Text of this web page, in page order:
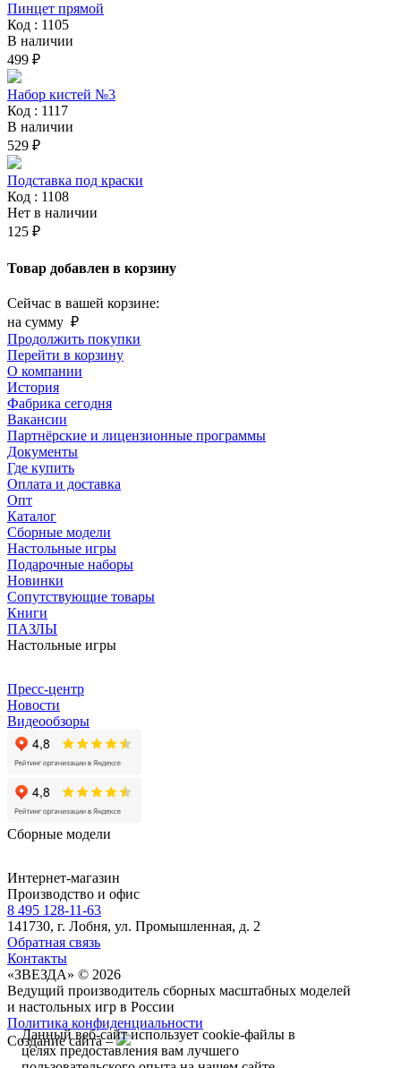
Пинцет прямой
Код : 1105
В наличии
499 ₽
Набор кистей №3
Код : 1117
В наличии
529 ₽
Подставка под краски
Код : 1108
Нет в наличии
125 ₽
Товар добавлен в корзину
Сейчас в вашей корзине:
на сумму ₽
Продолжить покупки
Перейти в корзину
О компании
История
Фабрика сегодня
Вакансии
Партнёрские и лицензионные программы
Документы
Где купить
Оплата и доставка
Опт
Каталог
Сборные модели
Настольные игры
Подарочные наборы
Новинки
Сопутствующие товары
Книги
ПАЗЛЫ
Настольные игры
Пресс-центр
Новости
Видеообзоры
Сборные модели
Интернет-магазин
Производство и офис
8 495 128-11-63
141730, г. Лобня, ул. Промышленная, д. 2
Обратная связь
Контакты
«ЗВЕЗДА» © 2026
Ведущий производитель сборных масштабных моделей
и настольных игр в России
Политика конфиденциальности
Создание сайта –
Данный веб-сайт использует cookie-файлы в
целях предоставления вам лучшего